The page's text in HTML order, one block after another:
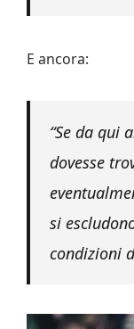
E ancora:
“Se da qui
dovesse
si
condizioni